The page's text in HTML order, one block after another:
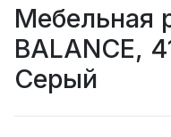
Мебельная
BALANCE,
Серый